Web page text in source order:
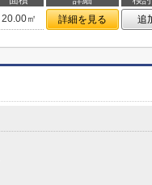
20.00㎡ 詳細を見る 追